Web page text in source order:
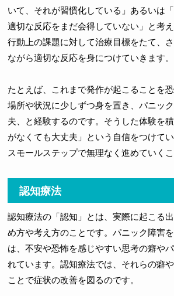
いて、それが習慣化している」あるいは
適切な反応をまだ会得していない」と考
行動上の課題に対して治療目標をたて、
ながら適切な反応を身につけていきます。
たとえば、これまで発作が起こることを
場所や状況に少しずつ身を置き、パニッ
夫、と経験するのです。そうした体験を
がなくても大丈夫」という自信をつけて
スモールステップで無理なく進めていく
認知療法
認知療法の「認知」とは、実際に起こる
め方や考え方のことです。パニック障害
は、不安や恐怖を感じやすい思考の癖や
れています。認知療法では、それらの癖
ことで症状の改善を図るのです。